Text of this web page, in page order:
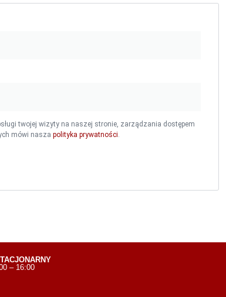
twojej wizyty na naszej stronie, zarządzania dostępem
mówi naszapolityka prywatności.
– 16:00